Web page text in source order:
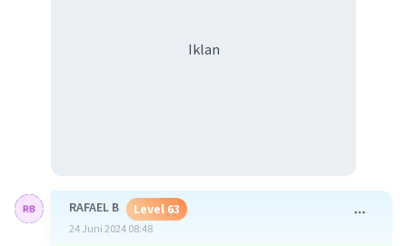
Iklan
RAFAEL B Level 63
24 Juni 2024 08:48